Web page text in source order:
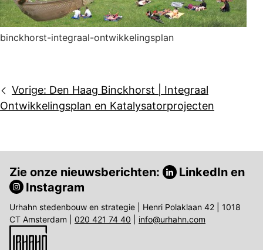
binckhorst-integraal-ontwikkelingsplan
Bericht
navigatie
Vorige: Den Haag Binckhorst | Integraal
Ontwikkelingsplan en Katalysatorprojecten
Zie onze nieuwsberichten: LinkedIn en
Instagram
Urhahn stedenbouw en strategie | Henri Polaklaan 42 | 1018
CT Amsterdam | 020 421 74 40 info@urhahn.com